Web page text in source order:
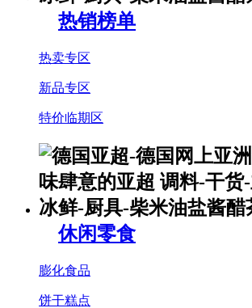
热销榜单
热卖专区
新品专区
特价临期区
休闲零食
膨化食品
饼干糕点